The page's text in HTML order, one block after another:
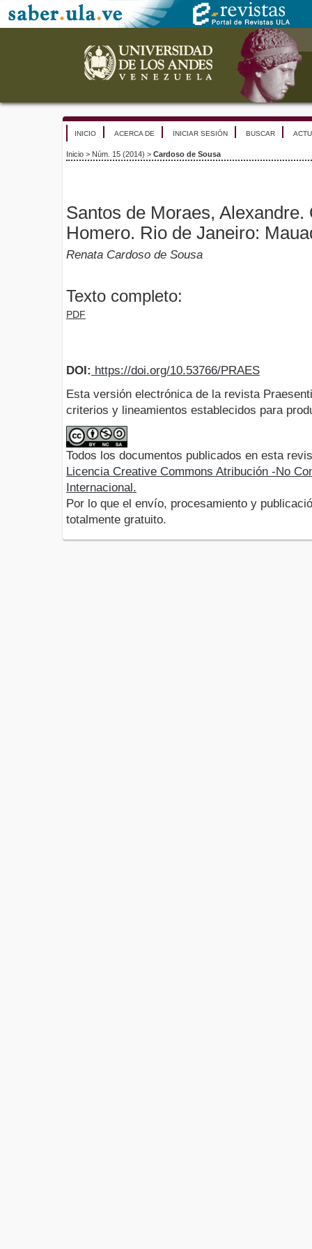
INICIO ACERCA DE INICIAR SESIÓN BUSCAR
Inicio > Núm. 15 (2014) > Cardoso de Sousa
Santos de Moraes, Alexandre.
Homero. Rio de Janeiro:
Renata Cardoso de Sousa
Texto completo:
PDF
DOI: https://doi.org/10.53766/PRAES
Esta versión electrónica de la revista
criterios y lineamientos establecidos para
Todos los documentos publicados en esta
Licencia Creative Commons Atribución -No
Internacional.
Por lo que el envío, procesamiento y
totalmente gratuito.